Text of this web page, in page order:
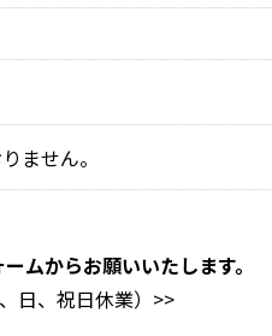
ません。
ムからお願いいたします。
日、祝日休業）>>